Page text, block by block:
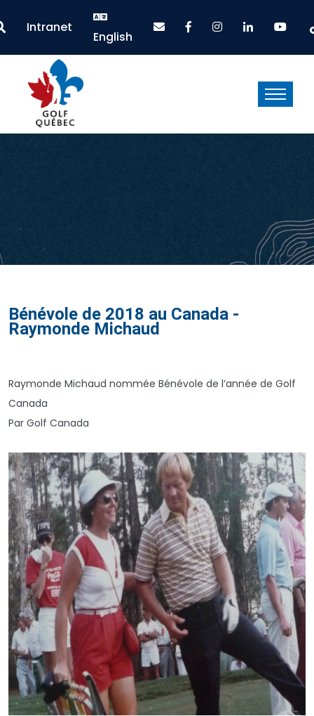
Intranet
English
Bénévole de 2018 au Canada -
Raymonde Michaud
Raymonde Michaud nommée Bénévole de l’année de Golf
Canada
Par Golf Canada